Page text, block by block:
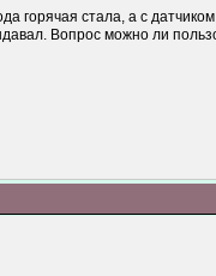
горячая стала, а с
Вопрос можно ли